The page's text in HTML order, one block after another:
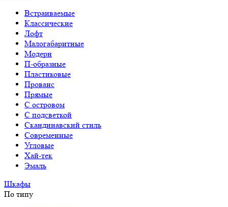
Встраиваемые
Классические
Лофт
Малогабаритные
Модерн
П-образные
Пластиковые
Прованс
Прямые
С островом
С подсветкой
Скандинавский стиль
Современные
Угловые
Хай-тек
Эмаль
Шкафы
По типу